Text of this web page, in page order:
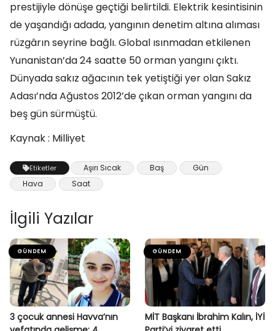
prestijiyle dönüşe geçtiği belirtildi. Elektrik kesintisinin
de yaşandığı adada, yangının denetim altına alıması
rüzgârın seyrine bağlı. Global ısınmadan etkilenen
Yunanistan’da 24 saatte 50 orman yangını çıktı.
Dünyada sakız ağacının tek yetiştiği yer olan Sakız
Adası’nda Ağustos 2012’de çıkan orman yangını da
beş gün sürmüştü.
Kaynak : Milliyet
Etiketler Aşırı Sıcak Baş
Gün
Hava
Saat
İlgili Yazılar
GÜNDEM
3 çocuk annesi Havva’nın
GÜNDEM
MİT Başkanı İbrahim Kalın, İYİ